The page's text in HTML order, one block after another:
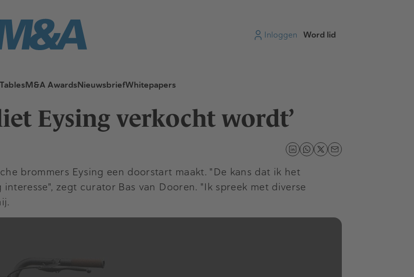
Inloggen Word lid
M&A AwardsNieuwsbriefWhitepapers
Eysing verkocht wordt’
brommers Eysing een doorstart maakt. "De kans dat ik het
zegt curator Bas van Dooren. "Ik spreek met diverse